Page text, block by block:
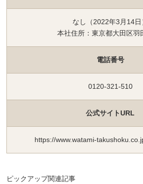
なし（2022年3月14日
本社住所：東京都大田区羽
電話番号
0120-321-510
公式サイトURL
https://www.watami-
ピックアップ関連記事